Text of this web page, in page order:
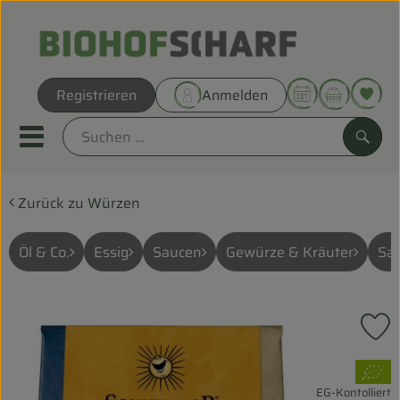
Registrieren Anmelden
Mobiles Menu öffnen oder
Direkt vom Hof
Biokörbe
UNSERE BIOKÖRBE
ANGEBOT
Zurück zu Würzen
Öl & Co. Essig Saucen Gewürze & Kräuter
, Verband:
EG-Kontolliert